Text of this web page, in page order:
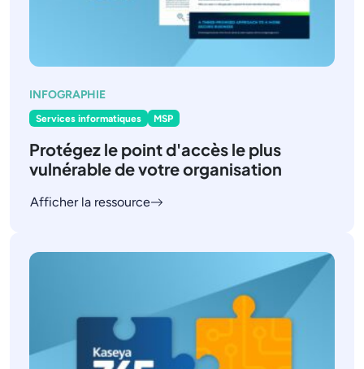
INFOGRAPHIE
Services informatiques MSP
Protégez le point d'accès le plus
vulnérable de votre organisation
Afficher la ressource